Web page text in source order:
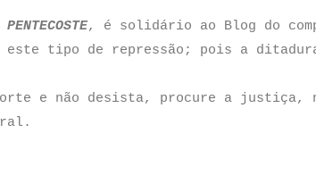
, é solidário ao Blog do
este tipo de repressão; pois a
e não desista, procure a justiça,